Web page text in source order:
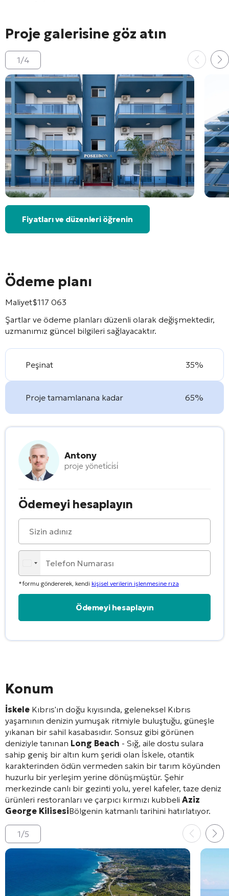
Proje galerisine göz atın
1/4
Fiyatları ve düzenleri öğrenin
Ödeme planı
Maliyet$117 063
Şartlar ve ödeme planları düzenli olarak değişmektedir,
uzmanımız güncel bilgileri sağlayacaktır.
Peşinat 35%
Proje tamamlanana kadar 65%
Antony
proje yöneti̇ci̇si̇
Ödemeyi hesaplayın
*formu göndererek, kendi kişisel verilerin işlenmesine rıza
Konum
İskele Kıbrıs'ın doğu kıyısında, geleneksel Kıbrıs
yaşamının denizin yumuşak ritmiyle buluştuğu, güneşle
yıkanan bir sahil kasabasıdır. Sonsuz gibi görünen
deniziyle tanınan Long Beach - Sığ, aile dostu sulara
sahip geniş bir altın kum şeridi olan İskele, otantik
karakterinden ödün vermeden sakin bir tarım köyünden
huzurlu bir yerleşim yerine dönüşmüştür. Şehir
merkezinde canlı bir gezinti yolu, yerel kafeler, taze deniz
ürünleri restoranları ve çarpıcı kırmızı kubbeli Aziz
George KilisesiBölgenin katmanlı tarihini hatırlatıyor.
1/5